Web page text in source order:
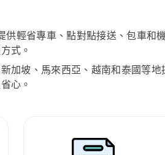
輕省專車、點對點接送、包車和
式。
加坡、馬來西亞、越南和泰國等
心。